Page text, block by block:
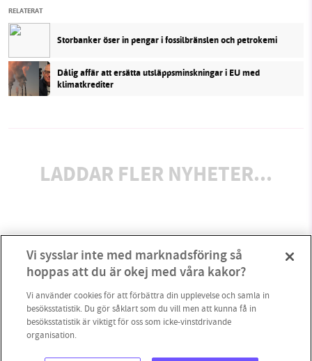
RELATERAT
Storbanker öser in pengar i fossilbränslen och petrokemi
Dålig affär att ersätta utsläppsminskningar i EU med
klimatkrediter
LADDAR FLER NYHETER...
Vi sysslar inte med marknadsföring så
hoppas att du är okej med våra kakor?
Vi använder cookies för att förbättra din upplevelse och samla in
besöksstatistik. Du gör såklart som du vill men att kunna få in
besöksstatistik är viktigt för oss som icke-vinstdrivande
organisation.